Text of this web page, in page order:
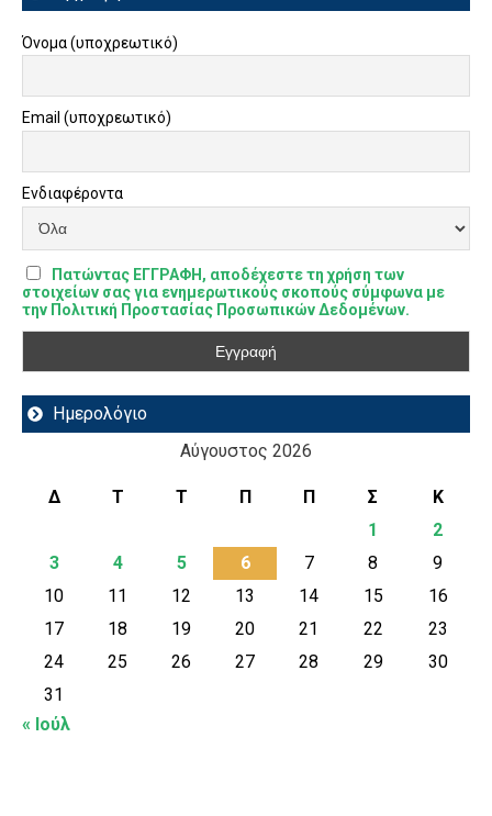
Όνομα (υποχρεωτικό)
Email (υποχρεωτικό)
Ενδιαφέροντα
Πατώντας ΕΓΓΡΑΦΗ, αποδέχεστε τη χρήση των
στοιχείων σας για ενημερωτικούς σκοπούς σύμφωνα με
την Πολιτική Προστασίας Προσωπικών Δεδομένων.
Ημερολόγιο
Αύγουστος 2026
Δ Τ Τ Π Π Σ
Κ
1
2
3
4 5 6 7 8
9
10
11 12 13 14 15
16
17
18 19 20 21 22
23
24
25 26 27 28 29
30
31
« Ιούλ